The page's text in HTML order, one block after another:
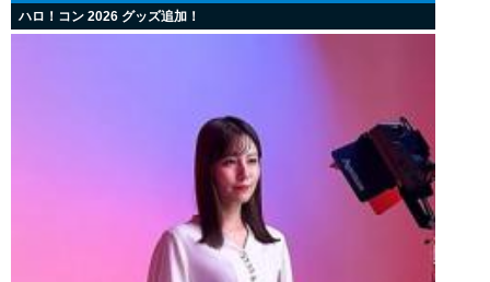
ハロ！コン 2026 グッズ追加！